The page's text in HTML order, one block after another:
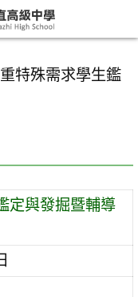
特殊需求學生鑑
定與發掘暨輔導